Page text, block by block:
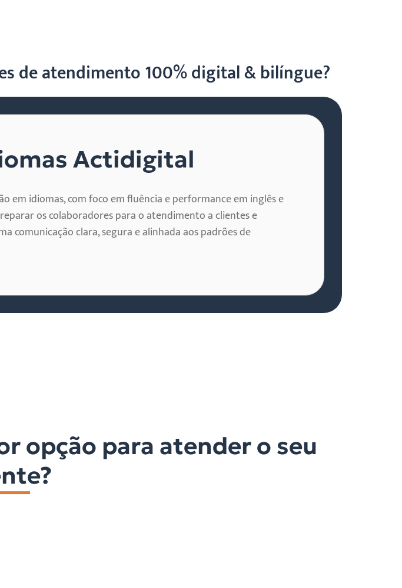
de atendimento 100% digital & bilíngue?
Actidigital
em idiomas, com foco em fluência e performance em inglês e
os colaboradores para o atendimento a clientes e
comunicação clara, segura e alinhada aos padrões de
opção para atender o seu